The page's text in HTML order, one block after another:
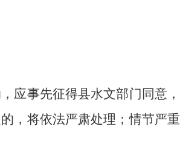
应事先征得县水文部门同意，
， 将依法严肃处理 ；情节严重